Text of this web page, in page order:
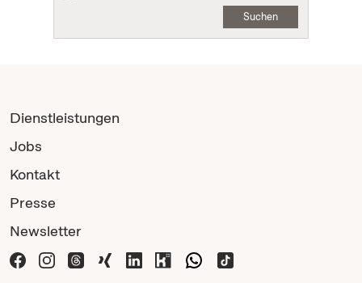
Suchen
Dienstleistungen
Jobs
Kontakt
Presse
Newsletter